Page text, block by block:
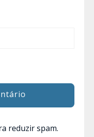
reduzir spam.